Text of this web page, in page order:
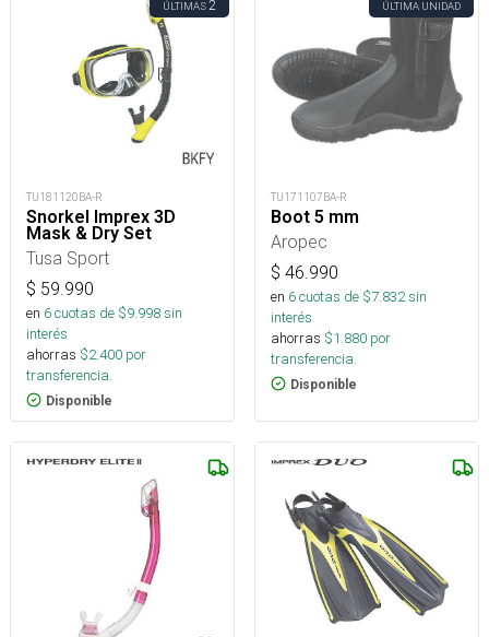
ÚLTIMAS2
TU181120BA-R
Snorkel Imprex 3D
Mask & Dry Set
Tusa Sport
$ 59.990
en 6cuotas de $9.998sin
interés
ahorras $2.400 por
transferencia.
Disponible
ÚLTIMA UNIDAD
TU171107BA-R
Boot 5 mm
Aropec
$ 46.990
en 6cuotas de $7.832sin
interés
ahorras $1.880 por
transferencia.
Disponible